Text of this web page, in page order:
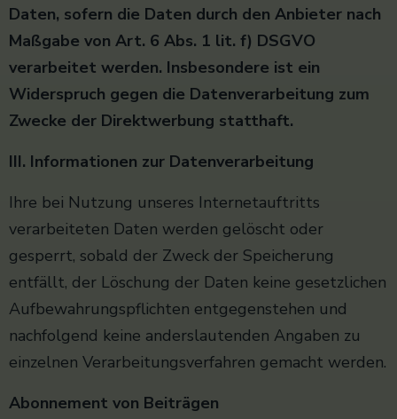
Daten, sofern die Daten durch den Anbieter nach
Maßgabe von Art. 6 Abs. 1 lit. f) DSGVO
verarbeitet werden. Insbesondere ist ein
Widerspruch gegen die Datenverarbeitung zum
Zwecke der Direktwerbung statthaft.
III. Informationen zur Datenverarbeitung
Ihre bei Nutzung unseres Internetauftritts
verarbeiteten Daten werden gelöscht oder
gesperrt, sobald der Zweck der Speicherung
entfällt, der Löschung der Daten keine gesetzlichen
Aufbewahrungspflichten entgegenstehen und
nachfolgend keine anderslautenden Angaben zu
einzelnen Verarbeitungsverfahren gemacht werden.
Abonnement von Beiträgen